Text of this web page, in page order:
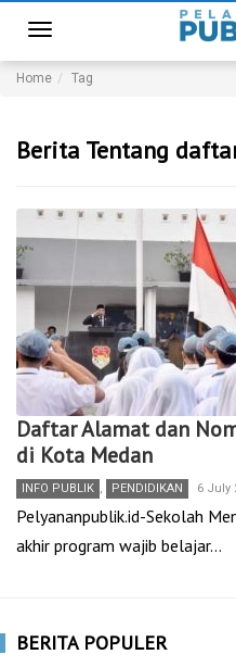
Toggle
navigation
Home Tag
Berita Tentang
Daftar Alamat dan
di Kota Medan
INFO PUBLIK , PENDIDIKAN 6 July
Pelyananpublik.id-Sekolah
akhir program wajib belajar…
BERITA POPULER